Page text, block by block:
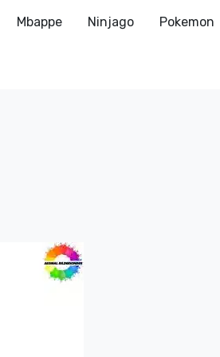
Mbappe Ninjago Pokemon